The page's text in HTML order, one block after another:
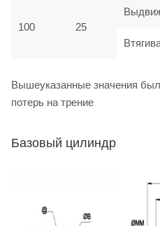
100 25
Вышеуказанные значения
потерь на трение
Базовый цилиндр